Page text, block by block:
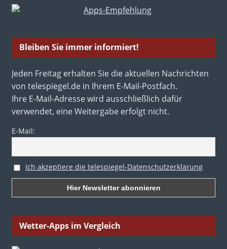
Bleiben Sie immer informiert!
Jeden Freitag erhalten Sie die aktuellen Nachrichten
von telespiegel.de in Ihrem E-Mail-Postfach.
Ihre E-Mail-Adresse wird ausschließlich dafür
verwendet, eine Weitergabe erfolgt nicht.
E-Mail:
Ich akzeptiere die telespiegel-Datenschutzerklärung
Wetter-Apps im Vergleich